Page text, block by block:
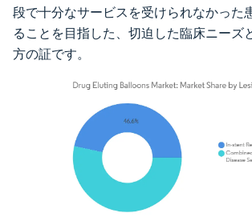
段で十分なサービスを受けられなかった
ることを目指した、切迫した臨床ニーズ
方の証です。